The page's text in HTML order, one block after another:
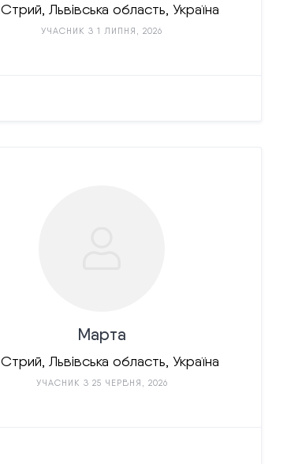
Стрий, Львівська область, Україна
УЧАСНИК З 1 ЛИПНЯ, 2026
Марта
Стрий, Львівська область, Україна
УЧАСНИК З 25 ЧЕРВНЯ, 2026